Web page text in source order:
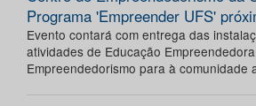
Programa 'Empreender UFS'
Evento contará com entrega das
atividades de Educação
Empreendedorismo para à comunidade